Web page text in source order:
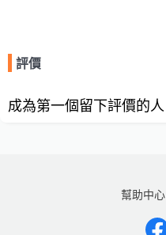
評價
成為第一個留下評價的人
幫助中心